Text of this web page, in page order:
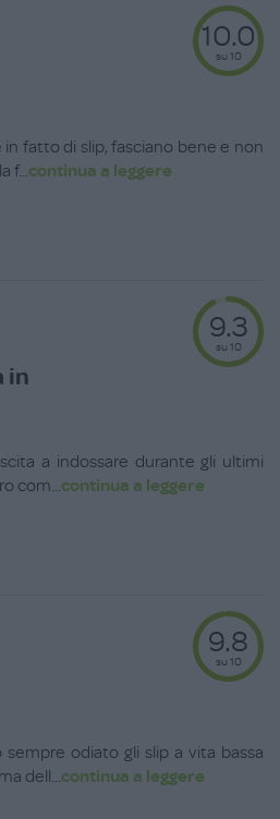
10.0
su 10
fatto di slip, fasciano bene e non
f...continua a leggere
in
9.3
su 10
a indossare durante gli ultimi
com...continua a leggere
9.8
su 10
odiato gli slip a vita bassa
dell...continua a leggere